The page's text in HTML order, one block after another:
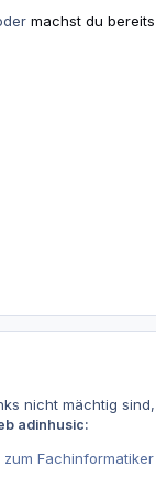
machst du
nicht mächtig
adinhusic: